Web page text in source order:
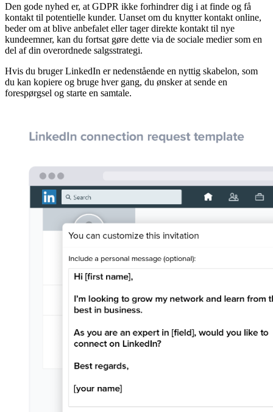
Den gode nyhed er, at GDPR ikke forhindrer dig i at finde og få
kontakt til potentielle kunder. Uanset om du knytter kontakt online,
beder om at blive anbefalet eller tager direkte kontakt til nye
kundeemner, kan du fortsat gøre dette via de sociale medier som en
del af din overordnede salgsstrategi.
Hvis du bruger LinkedIn er nedenstående en nyttig skabelon, som
du kan kopiere og bruge hver gang, du ønsker at sende en
forespørgsel og starte en samtale.